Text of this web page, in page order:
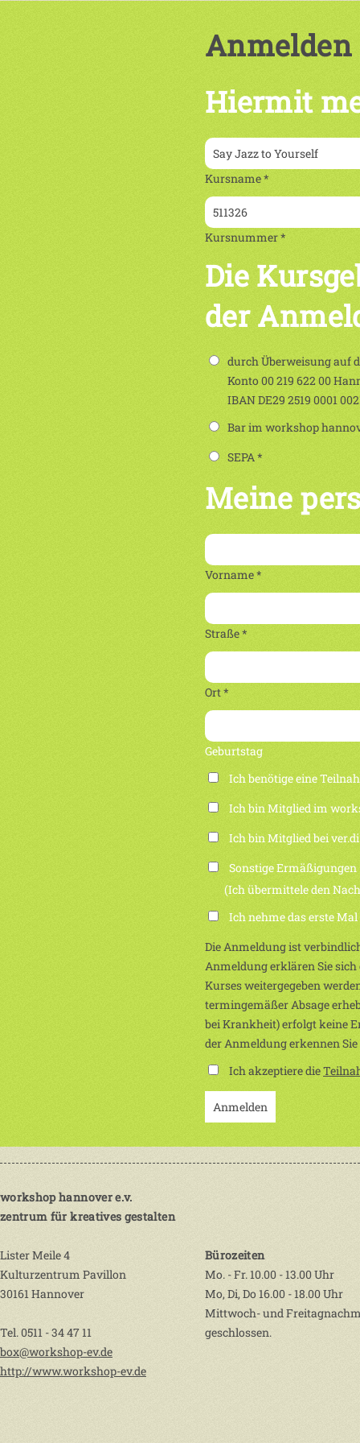
Anmelden
Hiermit
Kursname *
Kursnummer *
Die
der
durch Überweisung auf
Konto 00 219 622 00
IBAN DE29 2519 0001
Bar im workshop
SEPA *
Meine
Vorname *
Straße *
Ort *
Geburtstag
Ich benötige eine
Ich bin Mitglied im
Ich bin Mitglied bei ver.di
Sonstige Ermäßigungen
(Ich übermittele den
Ich nehme das erste
Die Anmeldung ist
Anmeldung erklären Sie
Kurses weitergegeben
termingemäßer Absage
bei Krankheit) erfolgt keine
der Anmeldung erkennen
Ich akzeptiere die
Anmelden
workshop hannover e.v.
zentrum für kreatives gestalten
Lister Meile 4
Kulturzentrum Pavillon
30161 Hannover
Tel. 0511 - 34 47 11
box@workshop-ev.de
http://www.workshop-ev.de
Bürozeiten
Mo. - Fr. 10.00 - 13.00 Uhr
Mo, Di, Do 16.00 - 18.00 Uhr
Mittwoch- und
geschlossen.